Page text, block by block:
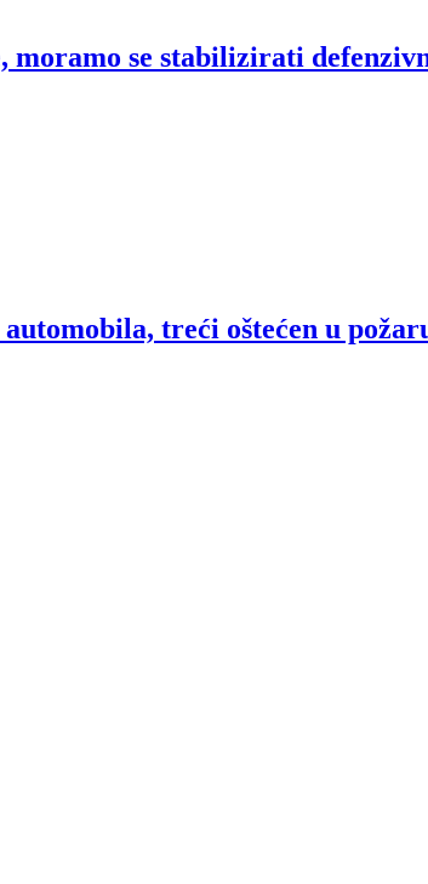
se stabilizirati
treći oštećen u